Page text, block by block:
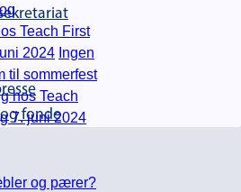
fonde
Teach First
2024 Ingen
til sommerfest
hos Teach
7. juni 2024
og pærer?